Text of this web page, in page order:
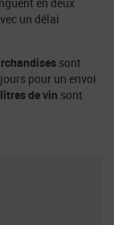
un délai
sont
pour un envoi
litres de vin sont